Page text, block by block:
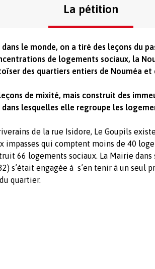
La pétition
le monde, on a tiré des leçons du
de logements sociaux, la
des quartiers entiers de Nouméa et
de mixité, mais construit des
lesquelles elle regroupe les
de la rue Isidore, Le Goupils
impasses qui comptent moins de 40
66 logements sociaux. La Mairie
s’était engagée à s’en tenir à un seul
quartier.